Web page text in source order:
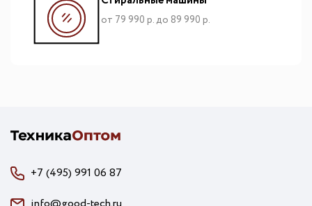
от 79 990 р. до 89 990 р.
+7 (495) 991 06 87